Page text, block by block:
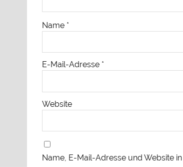
Name *
E-Mail-Adresse *
Website
Name, E-Mail-Adresse und Website